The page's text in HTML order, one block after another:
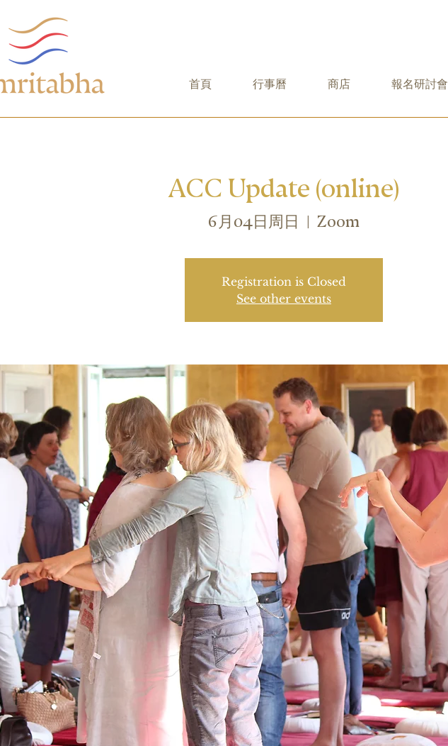
首頁 行事曆 商店 報名研討會
ACC Update (online)
6月04日周日
  |
Zoom
Registration is Closed
See other events